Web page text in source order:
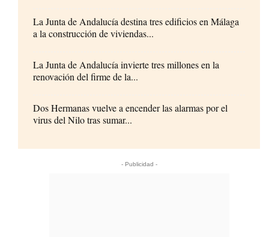
La Junta de Andalucía destina tres edificios en Málaga
a la construcción de viviendas...
La Junta de Andalucía invierte tres millones en la
renovación del firme de la...
Dos Hermanas vuelve a encender las alarmas por el
virus del Nilo tras sumar...
- Publicidad -